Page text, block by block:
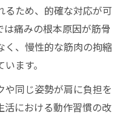
るため、的確な対応が可
痛みの根本原因が筋骨
く、慢性的な筋肉の拘縮
ます。
同じ姿勢が肩に負担を
活における動作習慣の改